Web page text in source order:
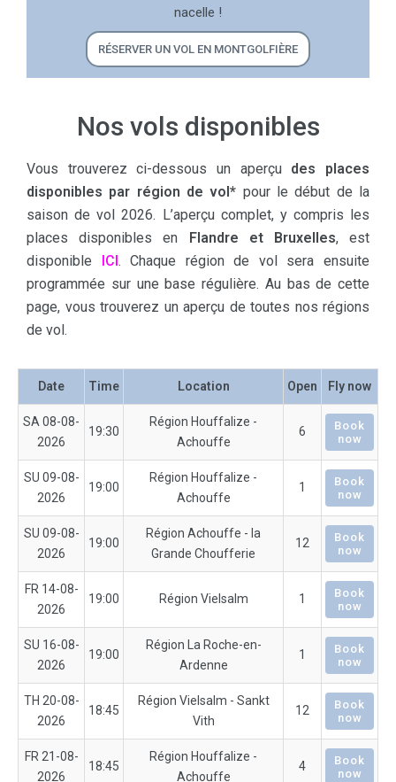
nacelle !
RÉSERVER UN VOL EN MONTGOLFIÈRE
Nos vols disponibles
Vous trouverez ci-dessous un aperçu des places
disponibles par région de vol* pour le début de la
saison de vol 2026. L’aperçu complet, y compris les
places disponibles en Flandre et Bruxelles, est
disponible ICI. Chaque région de vol sera ensuite
programmée sur une base régulière. Au bas de cette
page, vous trouverez un aperçu de toutes nos régions
de vol.
Date Time Location Open Fly now
SA 08-08-
2026
19:30
Région Houffalize -
Achouffe
6
Book
now
SU 09-08-
2026
19:00
Région Houffalize -
Achouffe
1
Book
now
SU 09-08-
2026
19:00
Région Achouffe - la
Grande Choufferie
12
Book
now
FR 14-08-
2026
19:00 Région Vielsalm 1
Book
now
SU 16-08-
2026
19:00
Région La Roche-en-
Ardenne
1
Book
now
TH 20-08-
2026
18:45
Région Vielsalm - Sankt
Vith
12
Book
now
FR 21-08-
2026
18:45
Région Houffalize -
Achouffe
4
Book
now